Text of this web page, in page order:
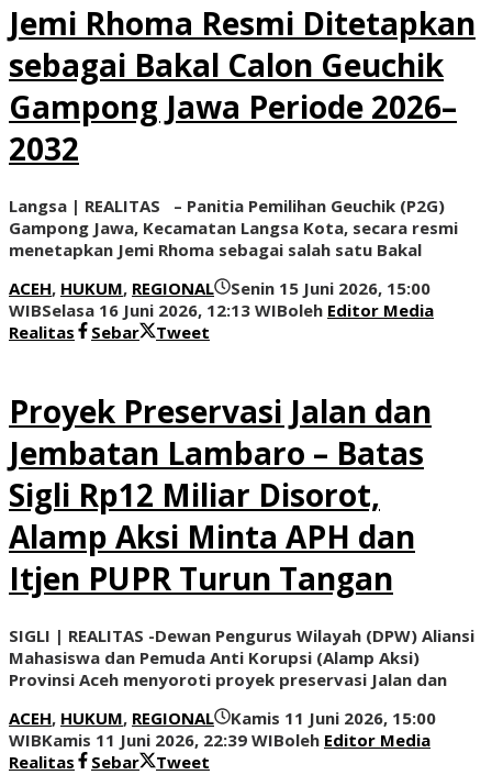
Jemi Rhoma Resmi Ditetapkan
sebagai Bakal Calon Geuchik
Gampong Jawa Periode 2026–
2032
Langsa | REALITAS – Panitia Pemilihan Geuchik (P2G)
Gampong Jawa, Kecamatan Langsa Kota, secara resmi
menetapkan Jemi Rhoma sebagai salah satu Bakal
ACEH, HUKUM, REGIONAL
Senin 15 Juni 2026, 15:00
WIBSelasa 16 Juni 2026, 12:13 WIBoleh Editor Media
Realitas
Sebar Tweet
Proyek Preservasi Jalan dan
Jembatan Lambaro – Batas
Sigli Rp12 Miliar Disorot,
Alamp Aksi Minta APH dan
Itjen PUPR Turun Tangan
SIGLI | REALITAS -Dewan Pengurus Wilayah (DPW) Aliansi
Mahasiswa dan Pemuda Anti Korupsi (Alamp Aksi)
Provinsi Aceh menyoroti proyek preservasi Jalan dan
ACEH, HUKUM, REGIONAL
Kamis 11 Juni 2026, 15:00
WIBKamis 11 Juni 2026, 22:39 WIBoleh Editor Media
Realitas
Sebar Tweet